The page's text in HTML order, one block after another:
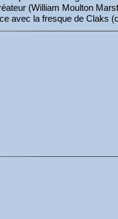
(William Moulton
avec la fresque de Claks